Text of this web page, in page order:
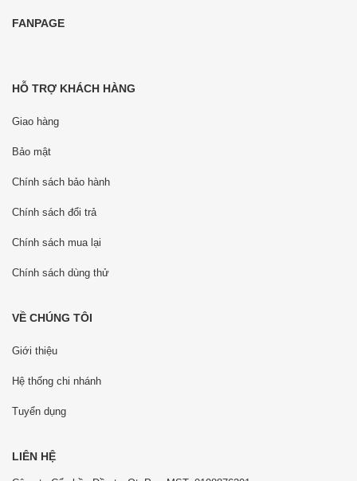
FANPAGE
HỖ TRỢ KHÁCH HÀNG
Giao hàng
Bảo mật
Chính sách bảo hành
Chính sách đổi trả
Chính sách mua lại
Chính sách dùng thử
VỀ CHÚNG TÔI
Giới thiệu
Hệ thống chi nhánh
Tuyển dụng
LIÊN HỆ